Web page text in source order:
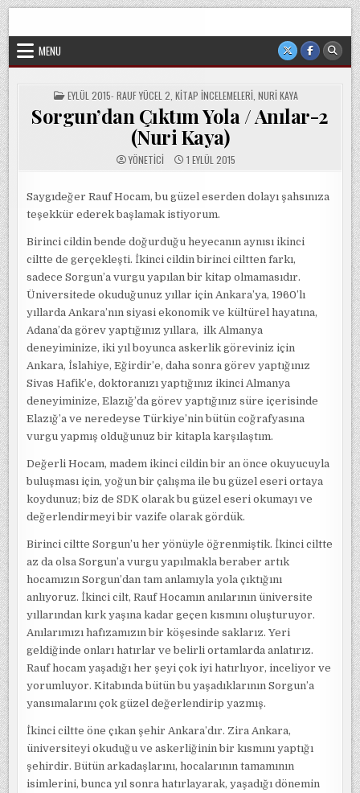
Skip
to
content
veya cemaatin güdümünde ya da tesirinde olmayan, tamamen
MENU
POSTED
IN
EYLÜL 2015- RAUF YÜCEL 2 KITAP İNCELEMELERI NURI KAYA
Sorgun’dan Çıktım Yola / Anılar-2
(Nuri Kaya)
YÖNETICI 1 EYLÜL 2015
Saygıdeğer Rauf Hocam, bu güzel eserden dolayı şahsınıza
teşekkür ederek başlamak istiyorum.
Birinci cildin bende doğurduğu heyecanın aynısı ikinci
ciltte de gerçekleşti. İkinci cildin birinci ciltten farkı,
sadece Sorgun’a vurgu yapılan bir kitap olmamasıdır.
Üniversitede okuduğunuz yıllar için Ankara’ya, 1960’lı
yıllarda Ankara’nın siyasi ekonomik ve kültürel hayatına,
Adana’da görev yaptığınız yıllara, ilk Almanya
deneyiminize, iki yıl boyunca askerlik göreviniz için
Ankara, İslahiye, Eğirdir’e, daha sonra görev yaptığınız
Sivas Hafik’e, doktoranızı yaptığınız ikinci Almanya
deneyiminize, Elazığ’da görev yaptığınız süre içerisinde
Elazığ’a ve neredeyse Türkiye’nin bütün coğrafyasına
vurgu yapmış olduğunuz bir kitapla karşılaştım.
Değerli Hocam, madem ikinci cildin bir an önce okuyucuyla
buluşması için, yoğun bir çalışma ile bu güzel eseri ortaya
koydunuz; biz de SDK olarak bu güzel eseri okumayı ve
değerlendirmeyi bir vazife olarak gördük.
Birinci ciltte Sorgun’u her yönüyle öğrenmiştik. İkinci ciltte
az da olsa Sorgun’a vurgu yapılmakla beraber artık
hocamızın Sorgun’dan tam anlamıyla yola çıktığını
anlıyoruz. İkinci cilt, Rauf Hocamın anılarının üniversite
yıllarından kırk yaşına kadar geçen kısmını oluşturuyor.
Anılarımızı hafızamızın bir köşesinde saklarız. Yeri
geldiğinde onları hatırlar ve belirli ortamlarda anlatırız.
Rauf hocam yaşadığı her şeyi çok iyi hatırlıyor, inceliyor ve
yorumluyor. Kitabında bütün bu yaşadıklarının Sorgun’a
yansımalarını çok güzel değerlendirip yazmış.
İkinci ciltte öne çıkan şehir Ankara’dır. Zira Ankara,
üniversiteyi okuduğu ve askerliğinin bir kısmını yaptığı
şehirdir. Bütün arkadaşlarını, hocalarının tamamının
isimlerini, bunca yıl sonra hatırlayarak, yaşadığı dönemin